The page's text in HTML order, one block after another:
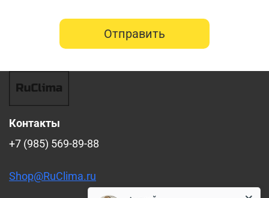
Отправить
Контакты
+7 (985) 569-89-88
Shop@RuClima.ru